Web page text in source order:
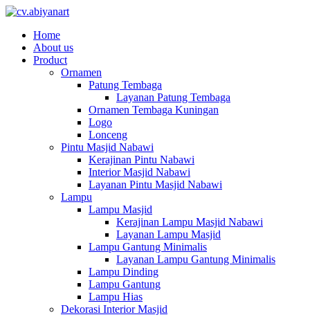
Home
About us
Product
Ornamen
Patung Tembaga
Layanan Patung Tembaga
Ornamen Tembaga Kuningan
Logo
Lonceng
Pintu Masjid Nabawi
Kerajinan Pintu Nabawi
Interior Masjid Nabawi
Layanan Pintu Masjid Nabawi
Lampu
Lampu Masjid
Kerajinan Lampu Masjid Nabawi
Layanan Lampu Masjid
Lampu Gantung Minimalis
Layanan Lampu Gantung Minimalis
Lampu Dinding
Lampu Gantung
Lampu Hias
Dekorasi Interior Masjid